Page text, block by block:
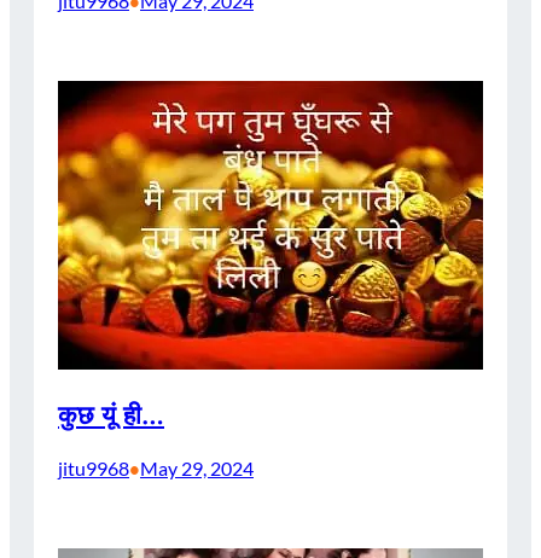
कुछ यूं ही…
jitu9968•May 29, 2024